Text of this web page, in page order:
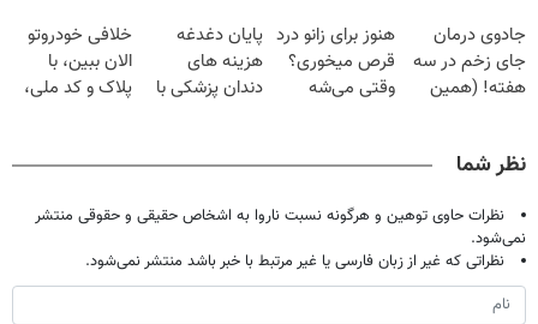
میلیون تومان!!!
(40%off)
میلیون !
جادوی درمان
جای زخم در سه
هفته! (همین
هنوز برای زانو درد
قرص میخوری؟
وقتی می‌شه
پایان دغدغه
هزینه های
دندان پزشکی با
خلافی خودروتو
الان ببین، با
پلاک و کد ملی،
نظر شما
نظرات حاوی توهین و هرگونه نسبت ناروا به اشخاص حقیقی و حقوقی منتشر
نمی‌شود.
نظراتی که غیر از زبان فارسی یا غیر مرتبط با خبر باشد منتشر نمی‌شود.